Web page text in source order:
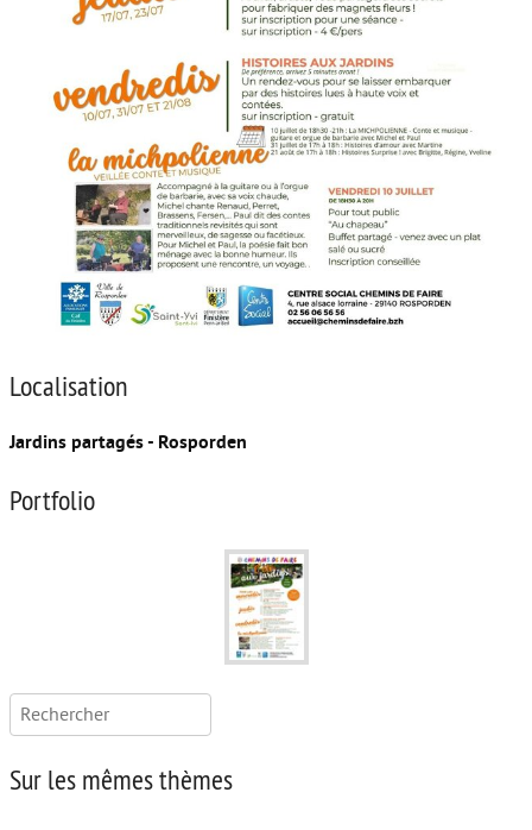
Localisation
Jardins partagés - Rosporden
Portfolio
Rechercher :
Sur les mêmes thèmes